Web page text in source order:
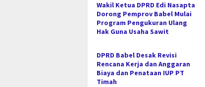
Wakil Ketua DPRD Edi Nasapta
Dorong Pemprov Babel Mulai
Program Pengukuran Ulang
Hak Guna Usaha Sawit
DPRD Babel Desak Revisi
Rencana Kerja dan Anggaran
Biaya dan Penataan IUP PT
Timah